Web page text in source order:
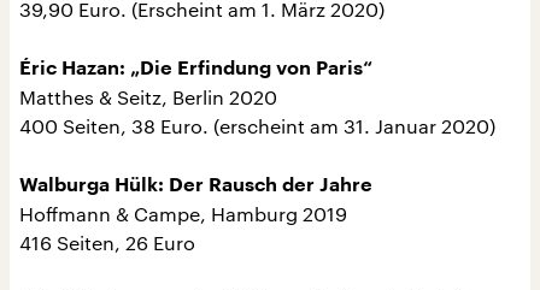
39,90 Euro. (Erscheint am 1. März 2020)
Éric Hazan: „Die Erfindung von Paris“
Matthes & Seitz, Berlin 2020
400 Seiten, 38 Euro. (erscheint am 31. Januar 2020)
Walburga Hülk: Der Rausch der Jahre
Hoffmann & Campe, Hamburg 2019
416 Seiten, 26 Euro